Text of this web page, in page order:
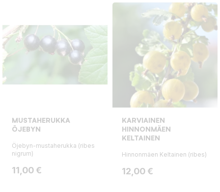
MUSTAHERUKKA
ÖJEBYN
Öjebyn-mustaherukka (ribes
nigrum)
Hinta
11,00 €
KARVIAINEN
HINNONMÄEN
KELTAINEN
Hinnonmäen Keltainen (ribes)
Hinta
12,00 €